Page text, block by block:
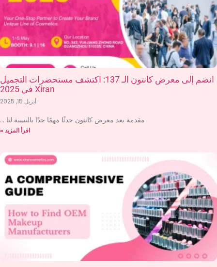
انضم إلى معرض كانتون الـ 137: اكتشف مستحضرات التجميل
Xiran في 2025
أبريل 15, 2025
مقدمة يعد معرض كانتون حدثًا مهمًا جدًا بالنسبة لنا
اقرأ المزيد »